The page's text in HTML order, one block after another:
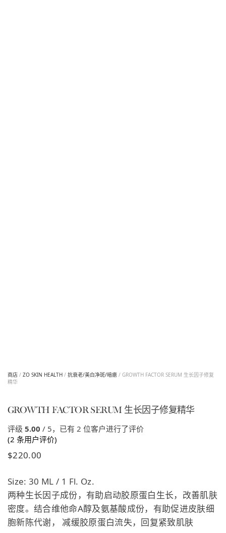
商店 / ZO SKIN HEALTH / 抗衰老/美白净斑/暗瘡 / GROWTH FACTOR SERUM 生长因子修复
精华
GROWTH FACTOR SERUM 生长因子修复精华
评级 5.00 / 5，已有 2 位客户进行了评价
(2 条用户评价)
$220.00
Size: 30 ML / 1 Fl. Oz.
两种生长因子成份，有助启动胶原蛋白生长，改善肌肤
密度。结合维他命A醇及氨基酸成份，有助促进皮肤细
胞新陈代谢， 减缓胶原蛋白流失，回复紧致肌肤